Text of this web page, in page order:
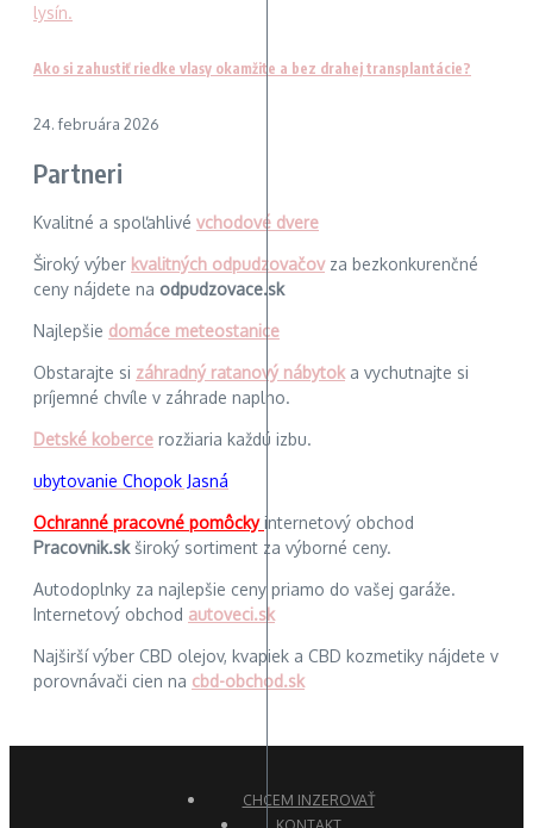
Ako si zahustiť riedke vlasy okamžite a bez drahej transplantácie?
24. februára 2026
Partneri
Kvalitné a spoľahlivé vchodové dvere
Široký výber kvalitných odpudzovačovza bezkonkurenčné
ceny nájdete na odpudzovace.sk
Najlepšie domáce meteostanice
Obstarajte si záhradný ratanový nábytok a vychutnajte si
príjemné chvíle v záhrade naplno.
Detské koberce rozžiaria každú izbu.
ubytovanie Chopok Jasná
Ochranné pracovné pomôckyinternetový obchod
Pracovnik.skširoký sortiment za výborné ceny.
Autodoplnky za najlepšie ceny priamo do vašej garáže.
Internetový obchod autoveci.sk
Najširší výber CBD olejov, kvapiek a CBD kozmetiky nájdete v
porovnávači cien na cbd-obchod.sk
CHCEM INZEROVAŤ